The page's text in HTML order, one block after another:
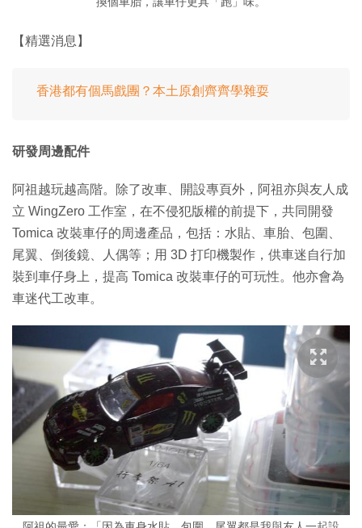
【精選消息】
香港都有個馬戲團？本土原創齊齊學雜耍
研發周邊配件
阿祖越玩越高階。除了改車、開設專頁外，阿祖亦與友人成
立 WingZero 工作室，在不侵犯版權的前提下，共同開發
Tomica 改裝車仔的周邊產品，包括：水貼、車胎、包圍、
尾翼、倒後鏡、人偶等；用 3D 打印機製作，供車迷自行加
裝到車仔身上，提高 Tomica 改裝車仔的可玩性。他亦會為
車迷代工改車。